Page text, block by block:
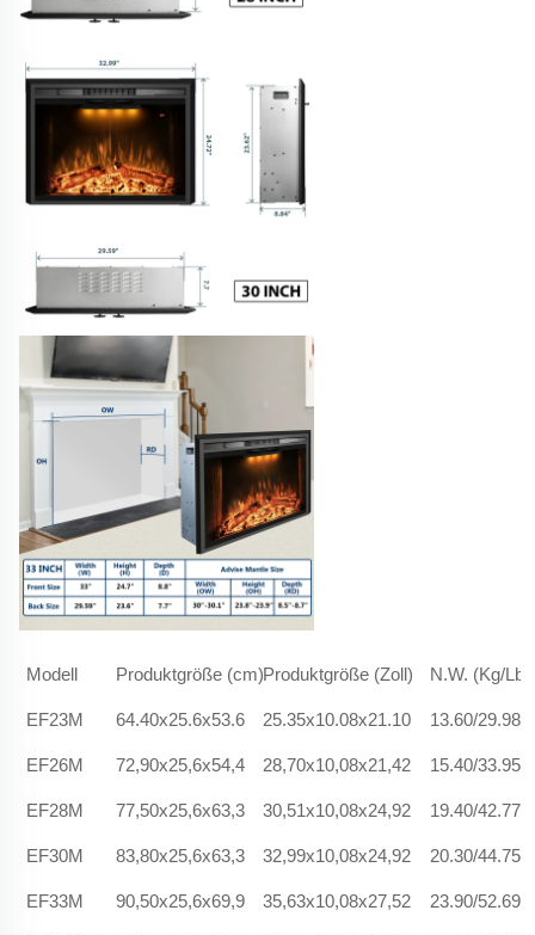
Modell Produktgröße (cm)Produktgröße (Zoll) N.W. (Kg/
EF23M 64.40x25.6x53.6 25.35x10.08x21.10 13.60/29.98
EF26M 72,90x25,6x54,4 28,70x10,08x21,42 15.40/33.95
EF28M 77,50x25,6x63,3 30,51x10,08x24,92 19.40/42.77
EF30M 83,80x25,6x63,3 32,99x10,08x24,92 20.30/44.75
EF33M 90,50x25,6x69,9 35,63x10,08x27,52 23.90/52.69